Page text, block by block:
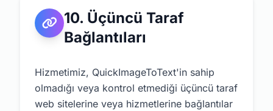
10. Üçüncü Taraf
Bağlantıları
Hizmetimiz, QuickImageToText'in sahip
olmadığı veya kontrol etmediği üçüncü taraf
web sitelerine veya hizmetlerine bağlantılar